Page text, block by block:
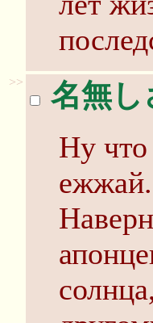
>> 名無し
Ну
ежжай.